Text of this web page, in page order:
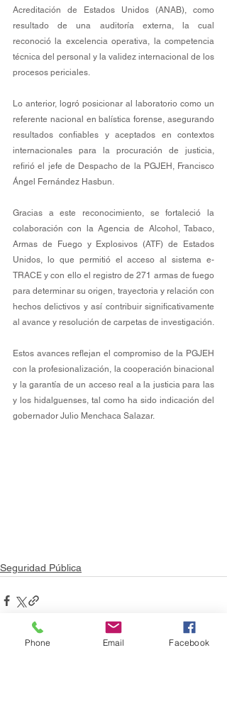
Acreditación de Estados Unidos (ANAB), como
resultado de una auditoría externa, la cual
reconoció la excelencia operativa, la competencia
técnica del personal y la validez internacional de los
procesos periciales.
Lo anterior, logró posicionar al laboratorio como un
referente nacional en balística forense, asegurando
resultados confiables y aceptados en contextos
internacionales para la procuración de justicia,
refirió el jefe de Despacho de la PGJEH, Francisco
Ángel Fernández Hasbun.
Gracias a este reconocimiento, se fortaleció la
colaboración con la Agencia de Alcohol, Tabaco,
Armas de Fuego y Explosivos (ATF) de Estados
Unidos, lo que permitió el acceso al sistema e-
TRACE y con ello el registro de 271 armas de fuego
para determinar su origen, trayectoria y relación con
hechos delictivos y así contribuir significativamente
al avance y resolución de carpetas de investigación.
Estos avances reflejan el compromiso de la PGJEH
con la profesionalización, la cooperación binacional
y la garantía de un acceso real a la justicia para las
y los hidalguenses, tal como ha sido indicación del
gobernador Julio Menchaca Salazar.
Seguridad Pública
Phone Email Facebook